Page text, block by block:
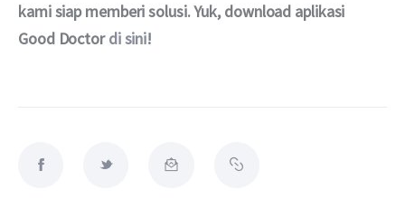
kami siap memberi solusi. Yuk, download aplikasi
Good Doctor di sini!